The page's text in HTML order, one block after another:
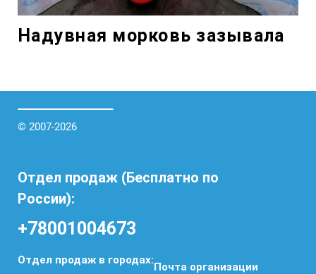
Надувная морковь зазывала
© 2007-2026
Отдел продаж (Бесплатно по
России):
+78001004673
Отдел продаж в городах:
Почта организации